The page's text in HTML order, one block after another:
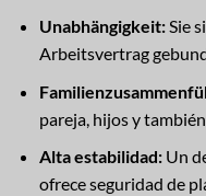
Unabhängigkeit:Sie
Arbeitsvertrag
pareja, hijos y
Alta estabilidad:Un
ofrece seguridad de